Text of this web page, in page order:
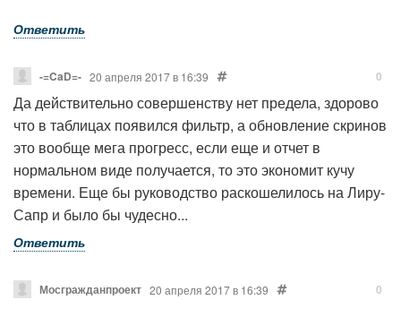
Ответить
-=CaD=- 20 апреля 2017 в 16:39 0
Да действительно совершенству нет предела, здорово
что в таблицах появился фильтр, а обновление скринов
это вообще мега прогресс, если еще и отчет в
нормальном виде получается, то это экономит кучу
времени. Еще бы руководство раскошелилось на Лиру-
Сапр и было бы чудесно...
Ответить
Мосгражданпроект 20 апреля 2017 в 16:39 0